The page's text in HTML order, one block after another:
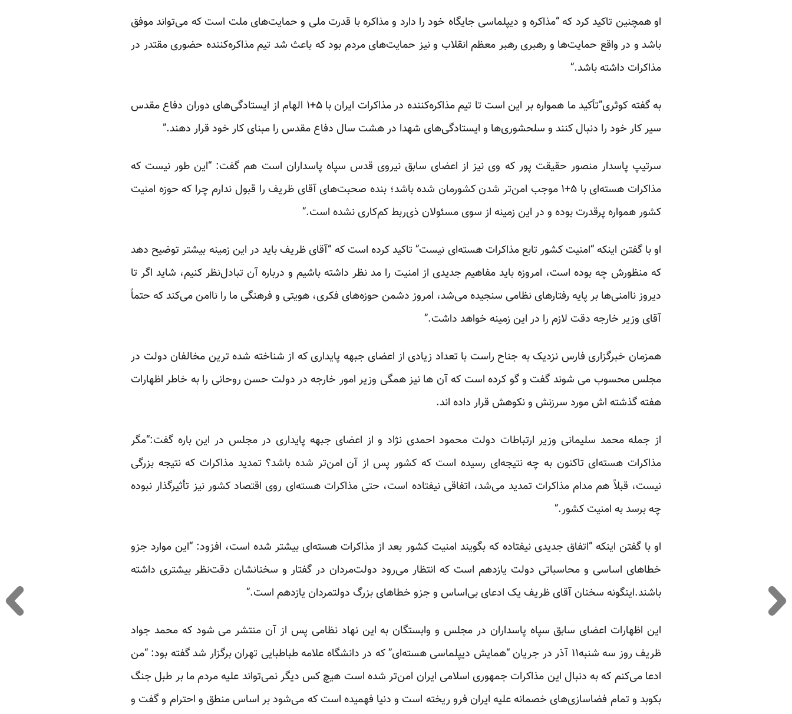
او همچنین تاکید کرد که “مذاکره و دیپلماسی جایگاه خود را دارد و مذاکره با قدرت ملی و حمایت‌های ملت است که می‌تواند موفق
باشد و در واقع حمایت‌ها و رهبری رهبر معظم انقلاب و نیز حمایت‌های مردم بود که باعث شد تیم مذاکره‌کننده حضوری مقتدر در
مذاکرات داشته باشد.”
به گفته کوثری”تأکید ما همواره بر این است تا تیم مذاکره‌کننده در مذاکرات ایران با ۵+‌۱ الهام از ایستادگی‌های دوران دفاع مقدس
سیر کار خود را دنبال کنند و سلحشوری‌ها و ایستادگی‌های شهدا در هشت سال دفاع مقدس را مبنای کار خود قرار دهند.”
سرتیپ پاسدار منصور حقیقت پور که وی نیز از اعضای سابق نیروی قدس سپاه پاسداران است هم گفت: “این طور نیست که
مذاکرات هسته‌ای با ۵‌+‌۱ موجب امن‌تر شدن کشورمان شده باشد؛ بنده صحبت‌های آقای ظریف را قبول ندارم چرا که حوزه امنیت
کشور همواره پرقدرت بوده و در این زمینه از سوی مسئولان ذی‌ربط کم‌کاری نشده است.”
او با گفتن اینکه “امنیت کشور تابع مذاکرات هسته‌ای نیست” تاکید کرده است که “آقای ظریف باید در این زمینه بیشتر توضیح دهد
که منظورش چه بوده است، امروزه باید مفاهیم جدیدی از امنیت را مد نظر داشته باشیم و درباره آن تبادل‌نظر کنیم، شاید اگر تا
دیروز ناامنی‌ها بر پایه رفتارهای نظامی سنجیده می‌شد، امروز دشمن حوزه‌های فکری، هویتی و فرهنگی ما را ناامن می‌کند که حتماً
آقای وزیر خارجه دقت لازم را در این زمینه خواهد داشت.”
همزمان خبرگزاری فارس نزدیک به جناح راست با تعداد زیادی از اعضای جبهه پایداری که از شناخته شده ترین مخالفان دولت در
مجلس محسوب می شوند گفت و گو کرده است که آن ها نیز همگی وزیر امور خارجه در دولت حسن روحانی را به خاطر اظهارات
هفته گذشته اش مورد سرزنش و نکوهش قرار داده اند.
از جمله محمد سلیمانی وزیر ارتباطات دولت محمود احمدی نژاد و از اعضای جبهه پایداری در مجلس در این باره گفت:“مگر
مذاکرات هسته‌ای تاکنون به چه نتیجه‌ای رسیده است که کشور پس از آن امن‌تر شده باشد؟ تمدید مذاکرات که نتیجه بزرگی
نیست، قبلاً هم مدام مذاکرات تمدید می‌شد، اتفاقی نیفتاده است، حتی مذاکرات هسته‌ای روی اقتصاد کشور نیز تأثیرگذار نبوده
چه برسد به امنیت کشور.”
او با گفتن اینکه “اتفاق جدیدی نیفتاده که بگویند امنیت کشور بعد از مذاکرات هسته‌ای بیشتر شده است، افزود: “این موارد جزو
خطاهای اساسی و محاسباتی دولت یازدهم است که انتظار می‌رود دولت‌مردان در گفتار و سخنانشان دقت‌نظر بیشتری داشته
باشند.اینگونه سخنان آقای ظریف یک ادعای بی‌اساس و جزو خطاهای بزرگ دولتمردان یازدهم است.”
این اظهارات اعضای سابق سپاه پاسداران در مجلس و وابستگان به این نهاد نظامی پس از آن منتشر می شود که محمد جواد
ظریف روز سه شنبه۱۱ آذر در جریان “همایش دیپلماسی هسته‌ای” که در دانشگاه علامه طباطبایی تهران برگزار شد گفته بود: “من
ادعا می‌کنم که به دنبال این مذاکرات جمهوری اسلامی ایران امن‌تر شده است هیچ کس دیگر نمی‌تواند علیه مردم ما بر طبل جنگ
بکوبد و تمام فضاسازی‌های خصمانه علیه ایران فرو ریخته است و دنیا فهمیده است که می‌شود بر اساس منطق و احترام و گفت و